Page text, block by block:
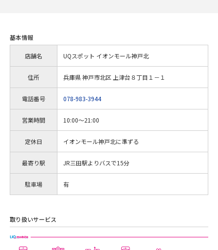
基本情報
店舗名 UQスポット イオンモール神戸北
住所 兵庫県 神戸市北区 上津台８丁目１－１
電話番号 078-983-3944
営業時間 10:00～21:00
定休日 イオンモール神戸北に準ずる
最寄り駅 JR三田駅よりバスで15分
駐車場 有
取り扱いサービス